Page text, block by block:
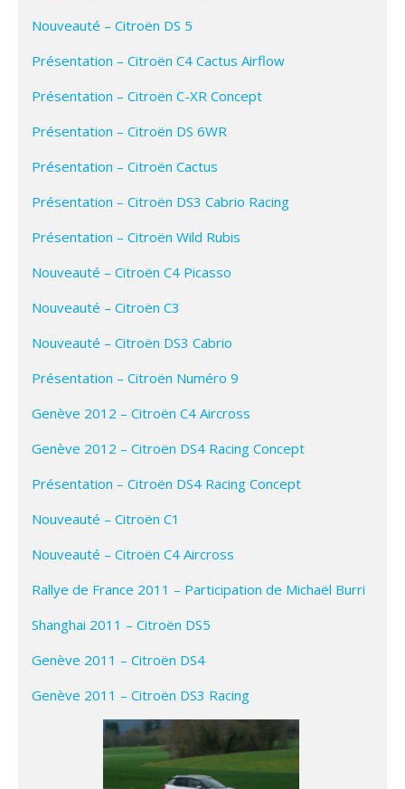
Nouveauté – Citroën DS 5
Présentation – Citroën C4 Cactus Airflow
Présentation – Citroën C-XR Concept
Présentation – Citroën DS 6WR
Présentation – Citroën Cactus
Présentation – Citroën DS3 Cabrio Racing
Présentation – Citroën Wild Rubis
Nouveauté – Citroën C4 Picasso
Nouveauté – Citroën C3
Nouveauté – Citroën DS3 Cabrio
Présentation – Citroën Numéro 9
Genève 2012 – Citroën C4 Aircross
Genève 2012 – Citroën DS4 Racing Concept
Présentation – Citroën DS4 Racing Concept
Nouveauté – Citroën C1
Nouveauté – Citroën C4 Aircross
Rallye de France 2011 – Participation de Michaël Burri
Shanghai 2011 – Citroën DS5
Genève 2011 – Citroën DS4
Genève 2011 – Citroën DS3 Racing